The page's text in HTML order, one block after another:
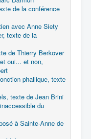
de la conférence
avec Anne Siety
texte de la
de Thierry Berkover
oui... et non,
phallique, texte
texte de Jean Brini
du
à Sainte-Anne de